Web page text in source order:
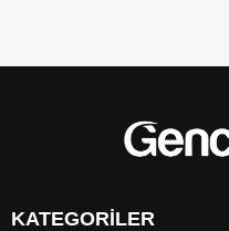
KATEGORİLER